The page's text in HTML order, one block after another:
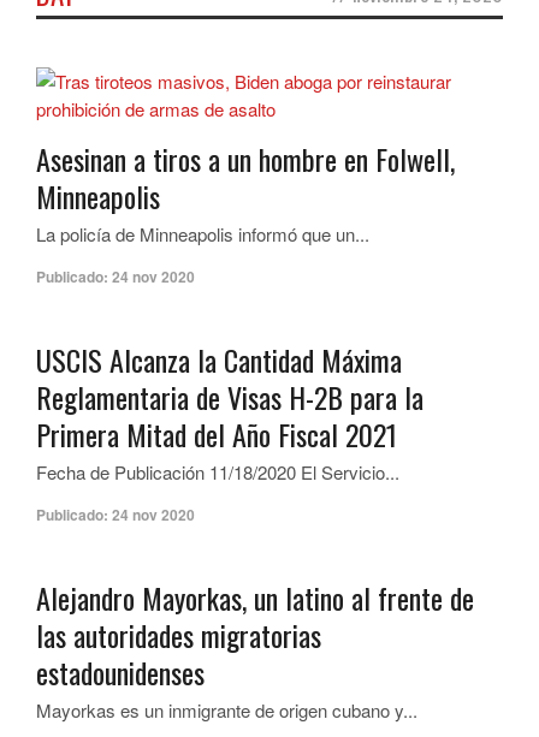
Asesinan a tiros a un hombre en Folwell,
Minneapolis
La policía de Minneapolis informó que un...
Publicado: 24 nov 2020
USCIS Alcanza la Cantidad Máxima
Reglamentaria de Visas H-2B para la
Primera Mitad del Año Fiscal 2021
Fecha de Publicación 11/18/2020 El Servicio...
Publicado: 24 nov 2020
Alejandro Mayorkas, un latino al frente de
las autoridades migratorias
estadounidenses
Mayorkas es un inmigrante de origen cubano y...